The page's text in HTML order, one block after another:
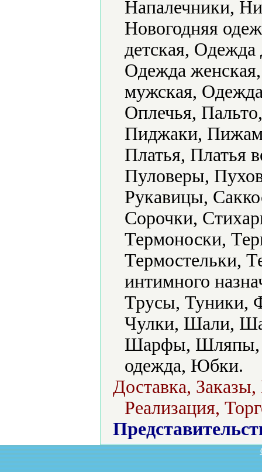
Напалечники,
Новогодняя
детская,
Одежда
мужская,
Оплечья,
Пиджаки,
Платья, Платья
Пуловеры,
Рукавицы,
Сорочки,
Термоноски,
Термостельки,
интимного
Трусы, Туники,
Чулки, Шали,
Шарфы, Шляпы,
одежда, Юбки.
Доставка,
Реализация,